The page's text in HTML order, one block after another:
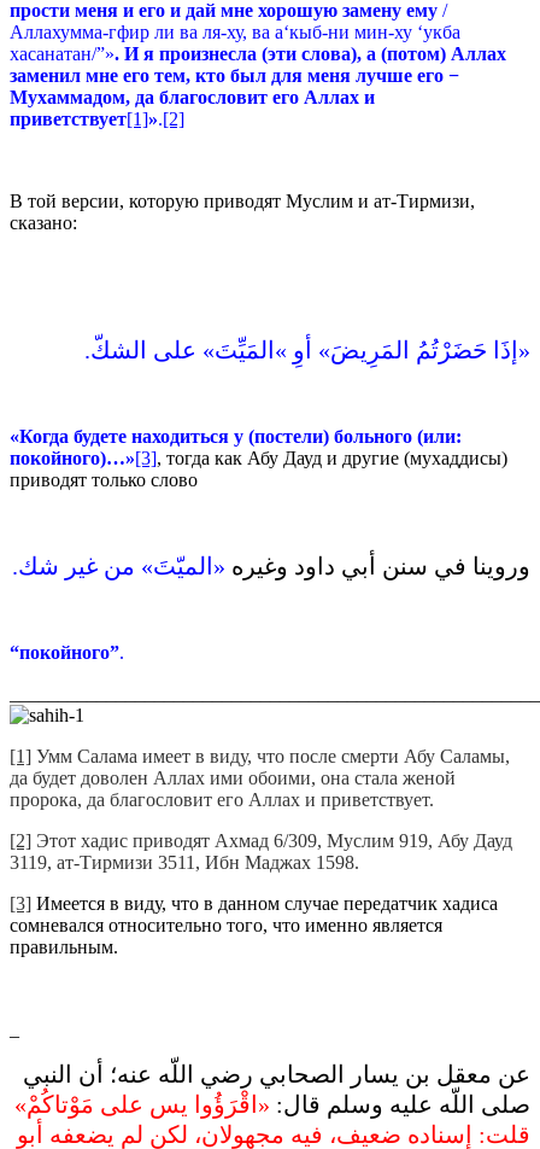
прости меня и его и дай мне хорошую замену ему /
Аллахумма-гфир ли ва ля-ху, ва а‘кыб-ни мин-ху ‘укба
хасанатан/”». И я произнесла (эти слова), а (потом) Аллах
заменил мне его тем, кто был для меня лучше его −
Мухаммадом, да благословит его Аллах и
приветствует[1]».[2]
В той версии, которую приводят Муслим и ат-Тирмизи,
сказано:
«‏إذَا حَضَرْتُمُ المَرِيضَ‏»‏ أوِ ‏»‏المَيِّتَ‏»‏ على الشكّ‏.‏
«Когда будете находиться у (постели) больного (или:
покойного)…»[3], тогда как Абу Дауд и другие (мухаддисы)
приводят только слово
وروينا في سنن أبي داود وغيره ‏ «‏الميّتَ‏»‏ من غير شك‏.‏
“покойного”.
[1] Умм Салама имеет в виду, что после смерти Абу Саламы,
да будет доволен Аллах ими обоими, она стала женой
пророка, да благословит его Аллах и приветствует.
[2] Этот хадис приводят Ахмад 6/309, Муслим 919, Абу Дауд
3119, ат-Тирмизи 3511, Ибн Маджах 1598.
[3] Имеется в виду, что в данном случае передатчик хадиса
сомневался относительно того, что именно является
правильным.
عن معقل بن يسار الصحابي رضي اللّه عنه؛ أن النبي
صلى اللّه عليه وسلم قال‏:‏ ‏ «‏اقْرَؤُوا يس على مَوْتاكُمْ‏»‏
قلت‏:‏ إسناده ضعيف، فيه مجهولان، لكن لم يضعفه أبو